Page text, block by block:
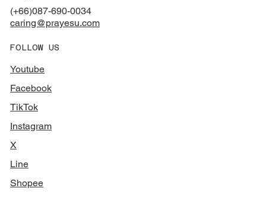
(+66)087-690-0034
caring@prayesu.com
FOLLOW US
Facebook
Youtube
TikTok
Instagram
X
Line
Shopee